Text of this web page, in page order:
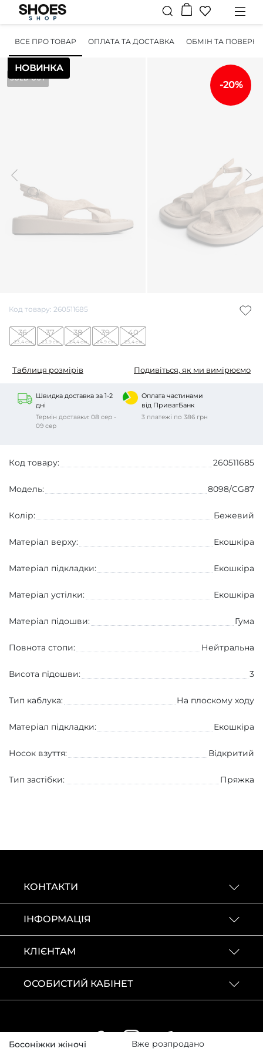
ВСЕ ПРО ТОВАР ОПЛАТА ТА ДОСТАВКА ОБМІН ТА
НОВИНКА
-20%
SOLD OUT
Код товару: 260511685
36
23,4 см
37
23,9 см
38
24,4 см
39
24,9 см
40
25,4 см
Таблиця розмірів Подивіться, як ми вимірюємо
Босоніжки жіночі Вже розпродано
Швидка доставка за 1-2
дні
Термін доставки: 08 сер -
09 сер
Оплата частинами
від ПриватБанк
3 платежі по 386 грн
Код товару: 260511685
Модель: 8098/CG87
Колір: Бежевий
Матеріал верху: Екошкіра
Матеріал підкладки: Екошкіра
Матеріал устілки: Екошкіра
Матеріал підошви: Гума
Повнота стопи: Нейтральна
Висота підошви: 3
Тип каблука: На плоскому ходу
Матеріал підкладки: Екошкіра
Носок взуття: Вiдкритий
Тип застібки: Пряжка
КОНТАКТИ
ІНФОРМАЦІЯ
КЛІЄНТАМ
ОСОБИСТИЙ КАБІНЕТ